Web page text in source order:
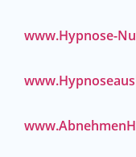
www.Hypnose-